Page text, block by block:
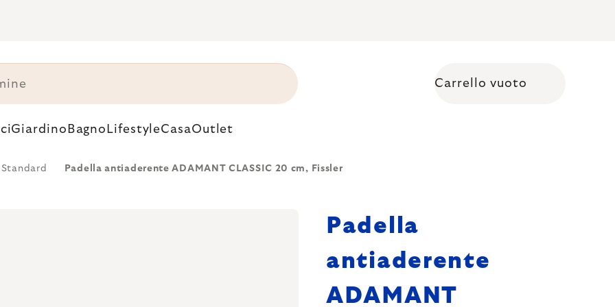
Carrello vuoto
Giardino Bagno LifestyleCasaOutlet
Standard Padella antiaderente ADAMANT CLASSIC 20 cm, Fissler
Padella
antiaderente
ADAMANT